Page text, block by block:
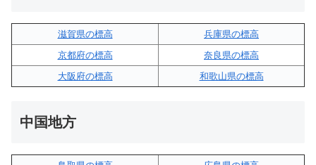
滋賀県の標高
兵庫県の標高
京都府の標高
奈良県の標高
大阪府の標高
和歌山県の標高
中国地方